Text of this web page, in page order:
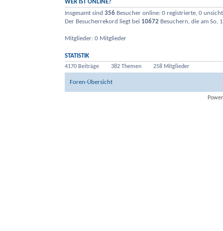
WER IST ONLINE?
Insgesamt sind 356 Besucher online: 0 registrierte, 0
Der Besucherrekord liegt bei 10672 Besuchern, die am So,
Mitglieder: 0 Mitglieder
STATISTIK
4170 Beiträge
382 Themen 258 Mitglieder
Foren-Übersicht